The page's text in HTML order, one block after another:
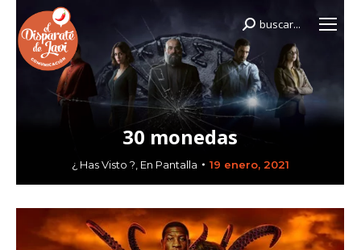
Buscar:
buscar...
30 monedas
¿ Has Visto ? En Pantalla 19 enero, 2021